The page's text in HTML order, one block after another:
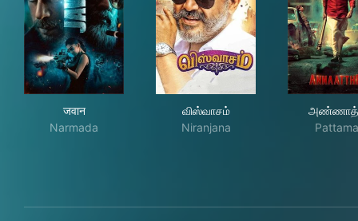
जवान
Narmada
விஸ்வாசம்
Niranjana